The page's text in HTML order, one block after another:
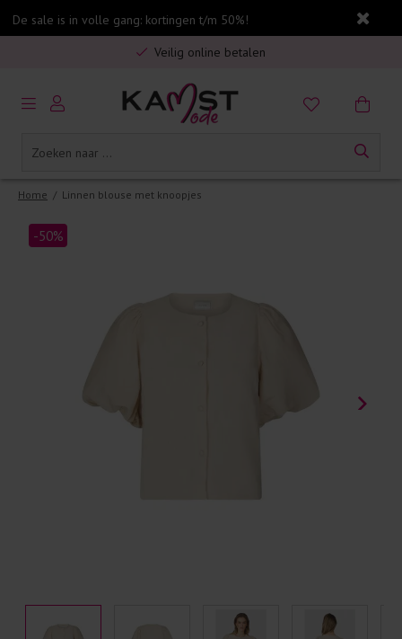
De sale is in volle gang: kortingen t/m 50%!
Gratis verzending in Nederland vanaf €75,-
Veilig online betalen
5% spaarbonus op jouw aankoop
Gratis verzending in Nederland vanaf €75,-
Home / Linnen blouse met knoopjes
-50%